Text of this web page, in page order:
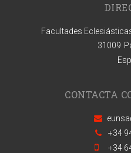
Facultades
31009
CONTACTA
+34
+34